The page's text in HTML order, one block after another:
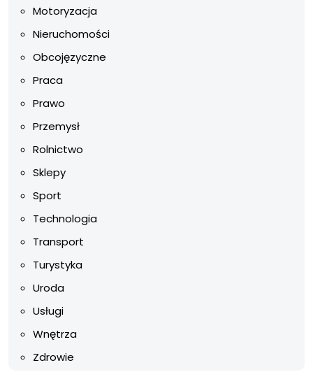
Motoryzacja
Nieruchomości
Obcojęzyczne
Praca
Prawo
Przemysł
Rolnictwo
Sklepy
Sport
Technologia
Transport
Turystyka
Uroda
Usługi
Wnętrza
Zdrowie